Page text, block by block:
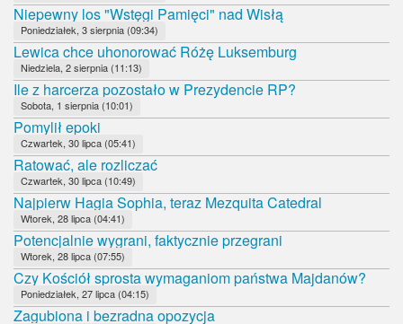
Niepewny los "Wstęgi Pamięci" nad Wisłą
Poniedziałek, 3 sierpnia (09:34)
Lewica chce uhonorować Różę Luksemburg
Niedziela, 2 sierpnia (11:13)
Ile z harcerza pozostało w Prezydencie RP?
Sobota, 1 sierpnia (10:01)
Pomylił epoki
Czwartek, 30 lipca (05:41)
Ratować, ale rozliczać
Czwartek, 30 lipca (10:49)
Najpierw Hagia Sophia, teraz Mezquita Catedral
Wtorek, 28 lipca (04:41)
Potencjalnie wygrani, faktycznie przegrani
Wtorek, 28 lipca (07:55)
Czy Kościół sprosta wymaganiom państwa Majdanów?
Poniedziałek, 27 lipca (04:15)
Zagubiona i bezradna opozycja